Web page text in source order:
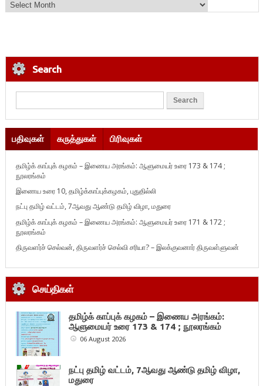
Search
பதிவுகள் கருத்துகள் பிரிவுகள்
தமிழ்க் காப்புக் கழகம் – இணைய அரங்கம்: ஆளுமையர் உரை 173 & 174 ;
நூலரங்கம்
இணைய உரை 10, தமிழ்க்காப்புக்கழகம், புதுதில்லி
நட்பு தமிழ் வட்டம், 7ஆவது ஆண்டு தமிழ் விழா, மதுரை
தமிழ்க் காப்புக் கழகம் – இணைய அரங்கம்: ஆளுமையர் உரை 171 & 172 ;
நூலரங்கம்
திருவளர்ச் செல்வன், திருவளர்ச் செல்வி சரியா? – இலக்குவனார் திருவள்ளுவன்
செய்திகள்
தமிழ்க் காப்புக் கழகம் – இணைய அரங்கம்:
ஆளுமையர் உரை 173 & 174 ; நூலரங்கம்
06 August 2026
நட்பு தமிழ் வட்டம், 7ஆவது ஆண்டு தமிழ் விழா,
மதுரை